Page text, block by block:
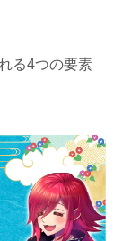
る4つの要素